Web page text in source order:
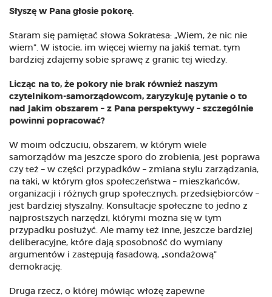
Słyszę w Pana głosie pokorę.
Staram się pamiętać słowa Sokratesa: „Wiem, że nic nie
wiem”. W istocie, im więcej wiemy na jakiś temat, tym
bardziej zdajemy sobie sprawę z granic tej wiedzy.
Licząc na to, że pokory nie brak również naszym
czytelnikom-samorządowcom, zaryzykuję pytanie o to
nad jakim obszarem – z Pana perspektywy – szczególnie
powinni popracować?
W moim odczuciu, obszarem, w którym wiele
samorządów ma jeszcze sporo do zrobienia, jest poprawa
czy też – w części przypadków – zmiana stylu zarządzania,
na taki, w którym głos społeczeństwa – mieszkańców,
organizacji i różnych grup społecznych, przedsiębiorców –
jest bardziej słyszalny. Konsultacje społeczne to jedno z
najprostszych narzędzi, którymi można się w tym
przypadku posłużyć. Ale mamy też inne, jeszcze bardziej
deliberacyjne, które dają sposobność do wymiany
argumentów i zastępują fasadową, „sondażową”
demokrację.
Druga rzecz, o której mówiąc włożę zapewne